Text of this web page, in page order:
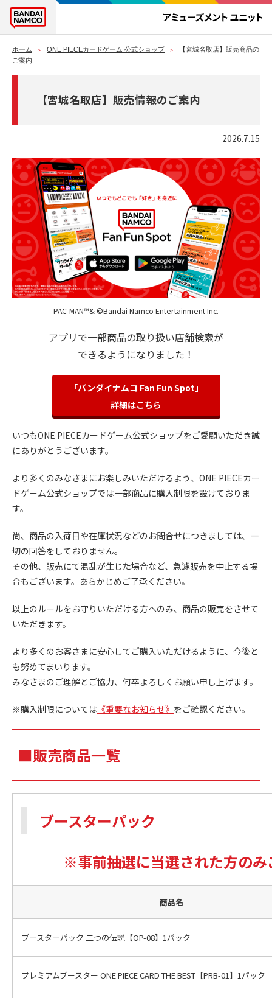
ホーム ONE PIECEカードゲーム 公式ショップ
【宮城名取店】販売商品の
ご案内
【宮城名取店】販売情報のご案内
2026.7.15
PAC-MAN™& ©Bandai Namco Entertainment Inc.
アプリで一部商品の取り扱い店舗検索が
できるようになりました！
「バンダイナムコ Fan Fun Spot」
詳細はこちら
いつもONE PIECEカードゲーム公式ショップをご愛顧いただき誠
にありがとうございます。
より多くのみなさまにお楽しみいただけるよう、ONE PIECEカー
ドゲーム公式ショップでは一部商品に購入制限を設けておりま
す。
尚、商品の入荷日や在庫状況などのお問合せにつきましては、一
切の回答をしておりません。
その他、販売にて混乱が生じた場合など、急遽販売を中止する場
合もございます。あらかじめご了承ください。
以上のルールをお守りいただける方へのみ、商品の販売をさせて
いただきます。
より多くのお客さまに安心してご購入いただけるように、今後と
も努めてまいります。
みなさまのご理解とご協力、何卒よろしくお願い申し上げます。
※購入制限については 《重要なお知らせ》 をご確認ください。
■販売商品一覧
ブースターパック
※事前抽選に当選された方の
商品名
ブースターパック 二つの伝説【OP-08】1パック
プレミアムブースター ONE PIECE CARD THE BEST【PRB-01】1パック